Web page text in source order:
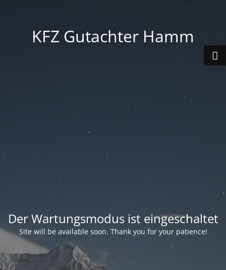
KFZ Gutachter Hamm
Der Wartungsmodus ist eingeschaltet
Site will be available soon. Thank you for your patience!